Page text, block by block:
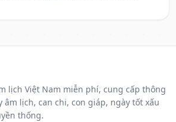
lịch Việt Nam miễn phí, cung cấp thông
âm lịch, can chi, con giáp, ngày tốt xấu
thống.